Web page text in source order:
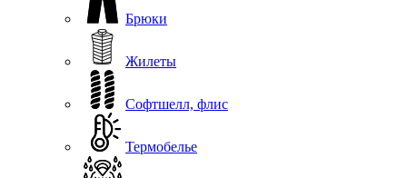
Брюки
Жилеты
Софтшелл, флис
Термобелье